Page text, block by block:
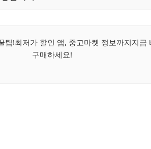
팁!최저가 할인 앱, 중고마켓 정보까지지금
구매하세요!